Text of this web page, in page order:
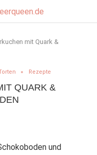
mit Quark &
Rezepte
QUARK &
und